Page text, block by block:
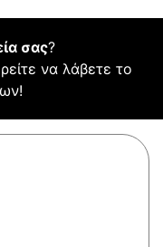
σας?
να λάβετε το